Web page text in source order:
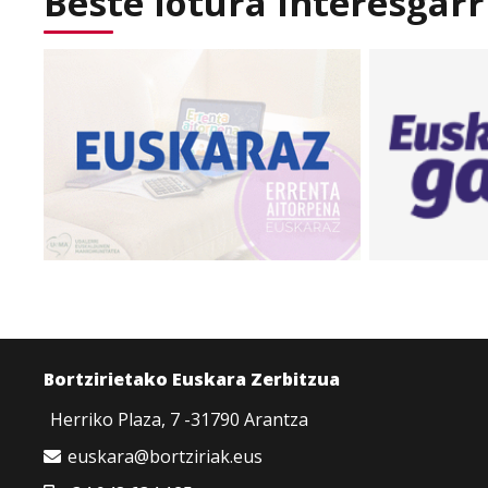
Bortzirietako Euskara Zerbitzua
Herriko Plaza, 7 -31790 Arantza
euskara@bortziriak.eus